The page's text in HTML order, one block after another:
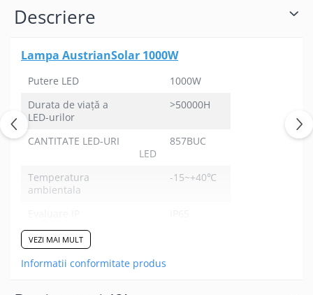
Descriere
Lampa AustrianSolar 1000W
Putere LED
1000W
Durata de viață a
LED-urilor
>50000H
CANTITATE LED-URI
857BUC
LED
Temperatura
ambientala
-15~+40℃
Temperatura de
culoare
VEZI MAI MULT
Informatii conformitate produs